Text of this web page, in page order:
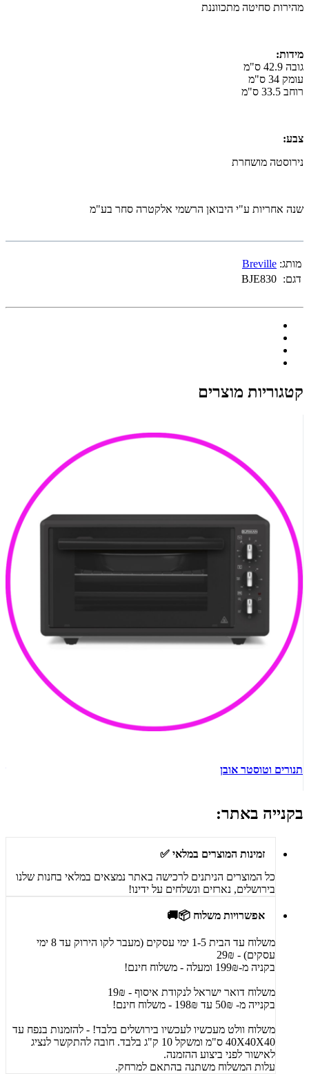
מהירות סחיטה מתכווננת
מידות:
גובה 42.9 ס"מ
עומק 34 ס"מ
רוחב 33.5 ס"מ
צבע:
נירוסטה מושחרת
שנה אחריות ע"י היבואן הרשמי אלקטרה סחר בע"מ
מותג: Breville
דגם: BJE830
קטגוריות מוצרים
תנורים וטוסטר אובן
בקנייה באתר:
זמינות המוצרים במלאי ✅
כל המוצרים הניתנים לרכישה באתר נמצאים במלאי בחנות שלנו
בירושלים, נארזים ונשלחים על ידינו!
אפשרויות משלוח 📦🚚
משלוח עד הבית 1-5 ימי עסקים (מעבר לקו הירוק עד 8 ימי
עסקים) - 29₪
בקניה מ-199₪ ומעלה - משלוח חינם!
משלוח דואר ישראל לנקודת איסוף - 19₪
בקנייה מ- 50₪ עד 198₪ - משלוח חינם!
משלוח וולט מעכשיו לעכשיו בירושלים בלבד! - להזמנות בנפח עד
40X40X40 ס"מ ומשקל 10 ק"ג בלבד. חובה להתקשר לנציג
לאישור לפני ביצוע ההזמנה.
עלות המשלוח משתנה בהתאם למרחק.